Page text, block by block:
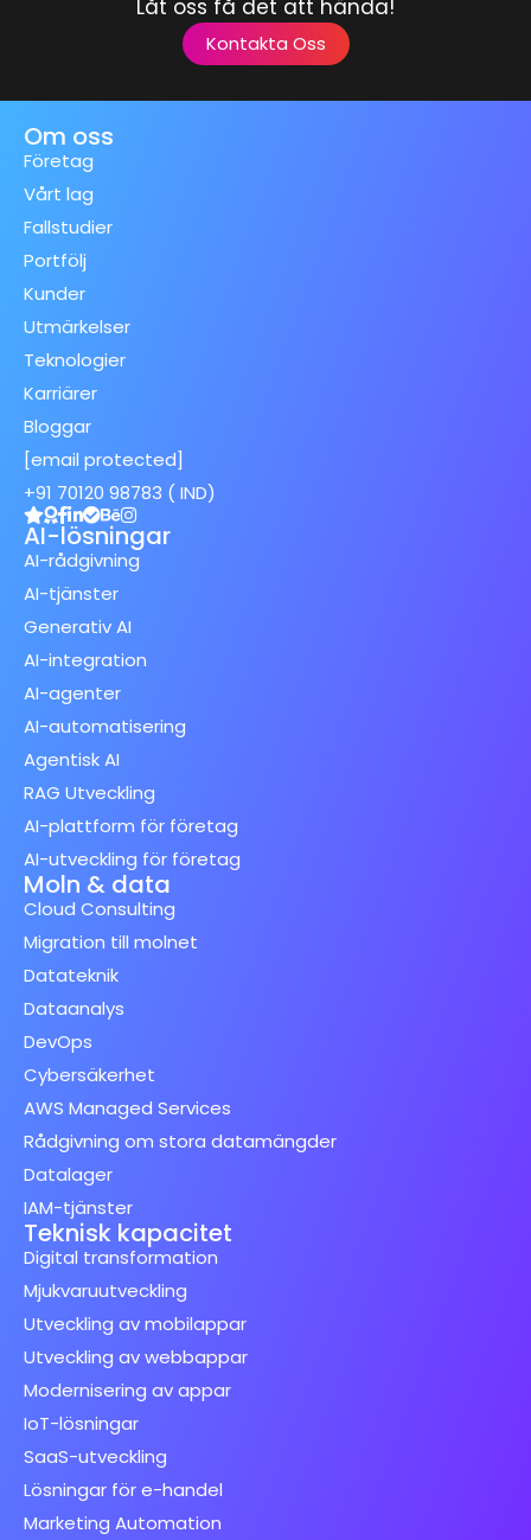
Låt oss få det att hända!
Kontakta Oss
Om oss
Företag
Vårt lag
Fallstudier
Portfölj
Kunder
Utmärkelser
Teknologier
Karriärer
Bloggar
[email protected]
+91 70120 98783 ( IND)
AI-lösningar
AI-rådgivning
AI-tjänster
Generativ AI
AI-integration
AI-agenter
AI-automatisering
Agentisk AI
RAG Utveckling
AI-plattform för företag
AI-utveckling för företag
Moln & data
Cloud Consulting
Migration till molnet
Datateknik
Dataanalys
DevOps
Cybersäkerhet
AWS Managed Services
Rådgivning om stora datamängder
Datalager
IAM-tjänster
Teknisk kapacitet
Digital transformation
Mjukvaruutveckling
Utveckling av mobilappar
Utveckling av webbappar
Modernisering av appar
IoT-lösningar
SaaS-utveckling
Lösningar för e-handel
Marketing Automation